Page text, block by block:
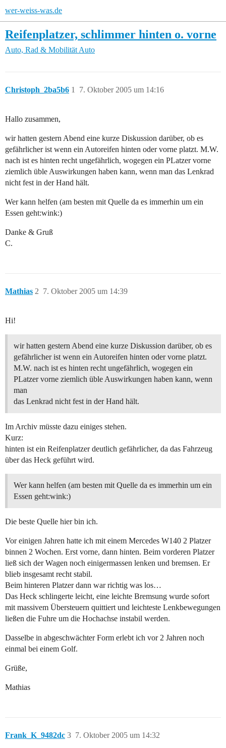
wer-weiss-was.de
Reifenplatzer, schlimmer hinten o. vorne
Auto, Rad & Mobilität Auto
Christoph_2ba5b6 7. Oktober 2005 um 14:16
1
Hallo zusammen,
wir hatten gestern Abend eine kurze Diskussion darüber, ob es
gefährlicher ist wenn ein Autoreifen hinten oder vorne platzt. M.W.
nach ist es hinten recht ungefährlich, wogegen ein PLatzer vorne
ziemlich üble Auswirkungen haben kann, wenn man das Lenkrad
nicht fest in der Hand hält.
Wer kann helfen (am besten mit Quelle da es immerhin um ein
Essen geht:wink:)
Danke & Gruß
C.
Mathias 7. Oktober 2005 um 14:39
2
Hi!
wir hatten gestern Abend eine kurze Diskussion darüber, ob es
gefährlicher ist wenn ein Autoreifen hinten oder vorne platzt.
M.W. nach ist es hinten recht ungefährlich, wogegen ein
PLatzer vorne ziemlich üble Auswirkungen haben kann, wenn
man
das Lenkrad nicht fest in der Hand hält.
Im Archiv müsste dazu einiges stehen.
Kurz:
hinten ist ein Reifenplatzer deutlich gefährlicher, da das Fahrzeug
über das Heck geführt wird.
Wer kann helfen (am besten mit Quelle da es immerhin um ein
Essen geht:wink:)
Die beste Quelle hier bin ich.
Vor einigen Jahren hatte ich mit einem Mercedes W140 2 Platzer
binnen 2 Wochen. Erst vorne, dann hinten. Beim vorderen Platzer
ließ sich der Wagen noch einigermassen lenken und bremsen. Er
blieb insgesamt recht stabil.
Beim hinteren Platzer dann war richtig was los…
Das Heck schlingerte leicht, eine leichte Bremsung wurde sofort
mit massivem Übersteuern quittiert und leichteste Lenkbewegungen
ließen die Fuhre um die Hochachse instabil werden.
Dasselbe in abgeschwächter Form erlebt ich vor 2 Jahren noch
einmal bei einem Golf.
Grüße,
Mathias
Frank_K_9482dc 7. Oktober 2005 um 14:32
3